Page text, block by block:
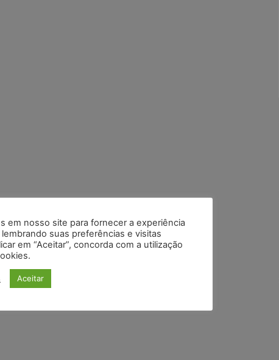
em nosso site para fornecer a experiência
suas preferências e visitas
em “Aceitar”, concorda com a utilização
Aceitar